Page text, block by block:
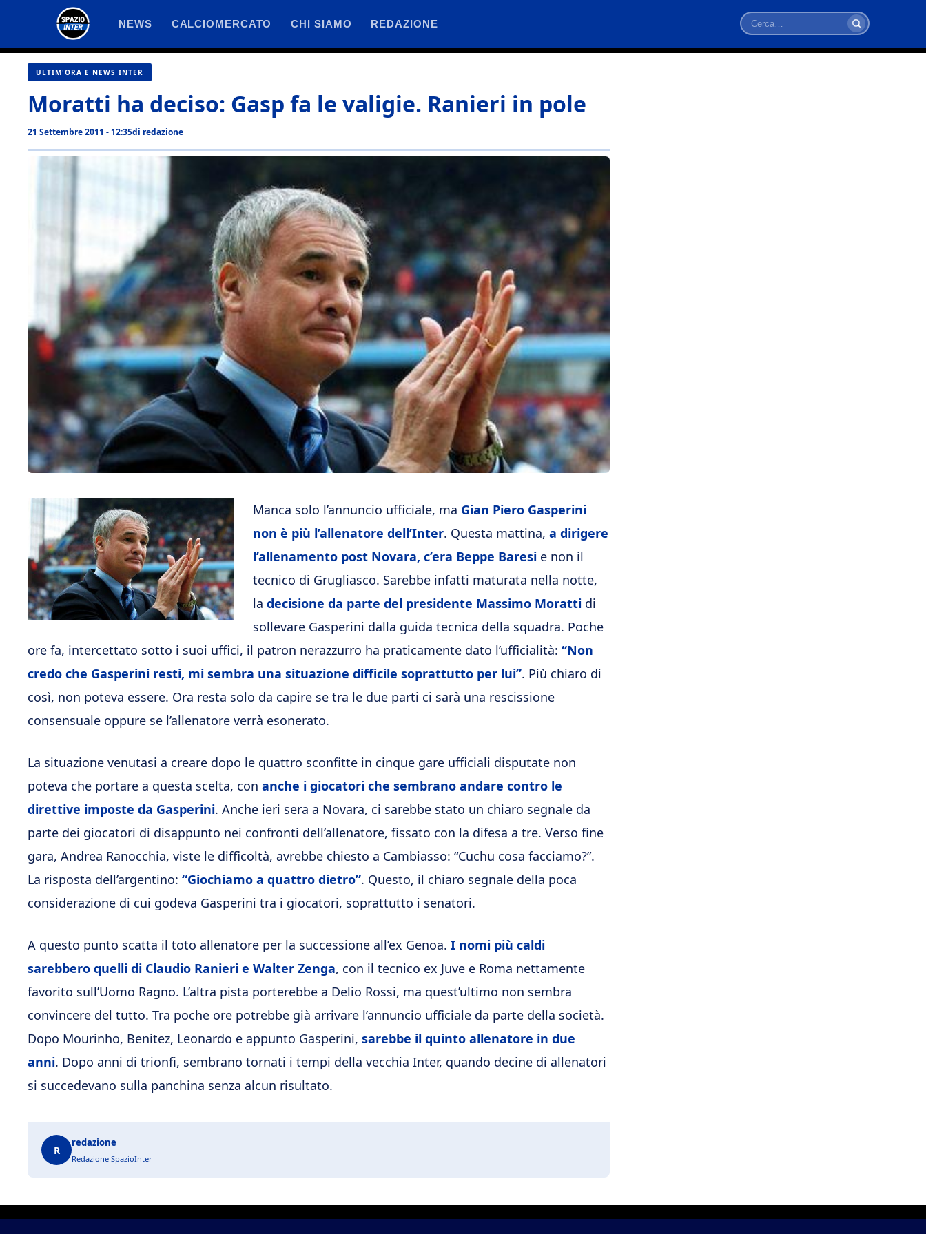
contenuto
NEWS CALCIOMERCATO CHI SIAMO REDAZIONE
Cerca
ULTIM'ORA E NEWS INTER
Moratti ha deciso: Gasp fa le valigie. Ranieri in pole
21 Settembre 2011 - 12:35di redazione
Manca solo l’annuncio ufficiale, ma Gian Piero Gasperini
non è più l’allenatore dell’Inter. Questa mattina, a dirigere
l’allenamento post Novara, c’era Beppe Baresi e non il
tecnico di Grugliasco. Sarebbe infatti maturata nella notte,
la decisione da parte del presidente Massimo Moratti di
sollevare Gasperini dalla guida tecnica della squadra. Poche
ore fa, intercettato sotto i suoi uffici, il patron nerazzurro ha praticamente dato l’ufficialità: “Non
credo che Gasperini resti, mi sembra una situazione difficile soprattutto per lui”. Più chiaro di
così, non poteva essere. Ora resta solo da capire se tra le due parti ci sarà una rescissione
consensuale oppure se l’allenatore verrà esonerato.
La situazione venutasi a creare dopo le quattro sconfitte in cinque gare ufficiali disputate non
poteva che portare a questa scelta, con anche i giocatori che sembrano andare contro le
direttive imposte da Gasperini. Anche ieri sera a Novara, ci sarebbe stato un chiaro segnale da
parte dei giocatori di disappunto nei confronti dell’allenatore, fissato con la difesa a tre. Verso fine
gara, Andrea Ranocchia, viste le difficoltà, avrebbe chiesto a Cambiasso: “Cuchu cosa facciamo?”.
La risposta dell’argentino: “Giochiamo a quattro dietro”. Questo, il chiaro segnale della poca
considerazione di cui godeva Gasperini tra i giocatori, soprattutto i senatori.
A questo punto scatta il toto allenatore per la successione all’ex Genoa. I nomi più caldi
sarebbero quelli di Claudio Ranieri e Walter Zenga, con il tecnico ex Juve e Roma nettamente
favorito sull’Uomo Ragno. L’altra pista porterebbe a Delio Rossi, ma quest’ultimo non sembra
convincere del tutto. Tra poche ore potrebbe già arrivare l’annuncio ufficiale da parte della società.
Dopo Mourinho, Benitez, Leonardo e appunto Gasperini, sarebbe il quinto allenatore in due
anni. Dopo anni di trionfi, sembrano tornati i tempi della vecchia Inter, quando decine di allenatori
si succedevano sulla panchina senza alcun risultato.
R
redazione
Redazione SpazioInter